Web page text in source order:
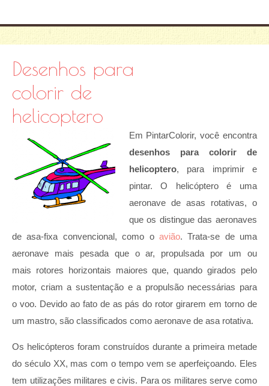
Desenhos para
colorir de
helicoptero
Em PintarColorir, você encontra
desenhos para colorir de
helicoptero, para imprimir e
pintar. O helicóptero é uma
aeronave de asas rotativas, o
que os distingue das aeronaves
de asa-fixa convencional, como o avião. Trata-se de uma
aeronave mais pesada que o ar, propulsada por um ou
mais rotores horizontais maiores que, quando girados pelo
motor, criam a sustentação e a propulsão necessárias para
o voo. Devido ao fato de as pás do rotor girarem em torno de
um mastro, são classificados como aeronave de asa rotativa.
Os helicópteros foram construídos durante a primeira metade
do século XX, mas com o tempo vem se aperfeiçoando. Eles
tem utilizações militares e civis. Para os militares serve como